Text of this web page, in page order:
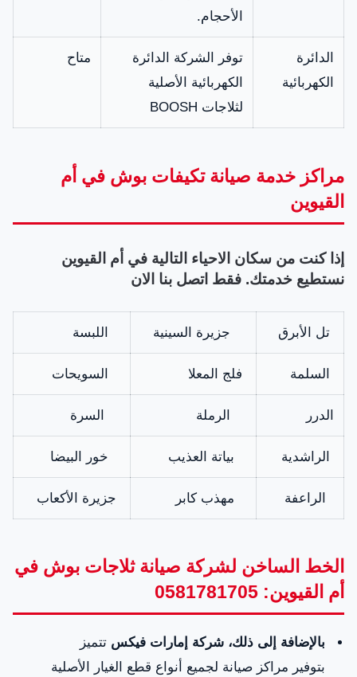
الأحجام.
الدائرة
الكهربائية
توفر الشركة الدائرة
الكهربائية الأصلية
لثلاجات BOOSH
متاح
مراكز خدمة صيانة تكيفات بوش في أم
القيوين
إذا كنت من سكان الاحياء التالية في أم القيوين
نستطيع خدمتك. فقط اتصل بنا الان
تل الأبرق جزيرة السينية اللبسة
السلمة فلج المعلا السويحات
الدرر الرملة السرة
الراشدية بياتة العذيب خور البيضا
الراعفة مهذب كابر جزيرة الأكعاب
الخط الساخن لشركة صيانة ثلاجات بوش في
أم القيوين: 0581781705
بالإضافة إلى ذلك، شركة إمارات فيكس تتميز
بتوفير مراكز صيانة لجميع أنواع قطع الغيار الأصلية